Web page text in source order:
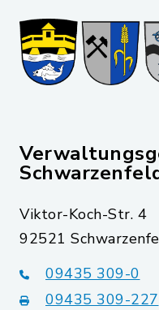
Viktor-Koch-Str. 4
92521
09435 309-0
09435 309-227